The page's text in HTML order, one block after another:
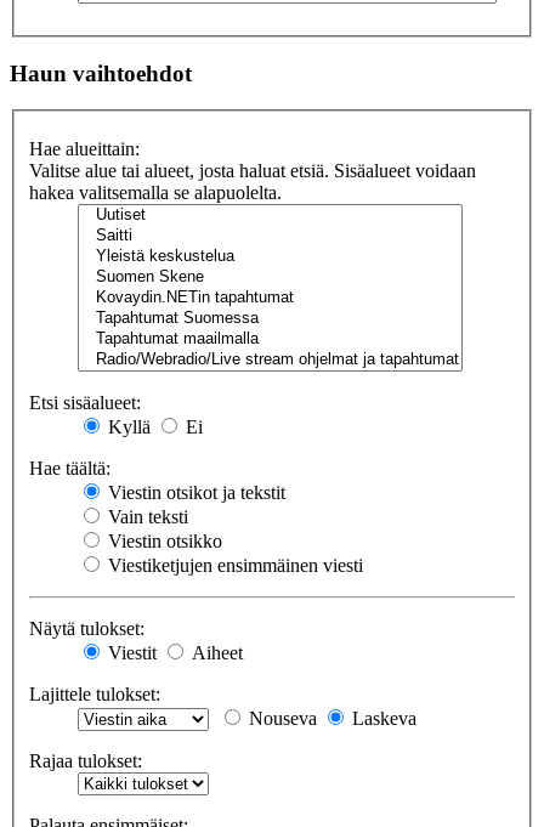
Haun vaihtoehdot
Hae alueittain:
Valitse alue tai alueet, josta haluat etsiä. Sisäalueet voidaan
hakea valitsemalla se alapuolelta.
Etsi sisäalueet:
Kyllä
Ei
Hae täältä:
Viestin otsikot ja tekstit
Vain teksti
Viestin otsikko
Viestiketjujen ensimmäinen viesti
Näytä tulokset:
Viestit
Aiheet
Lajittele tulokset:
Nouseva
Laskeva
Rajaa tulokset: